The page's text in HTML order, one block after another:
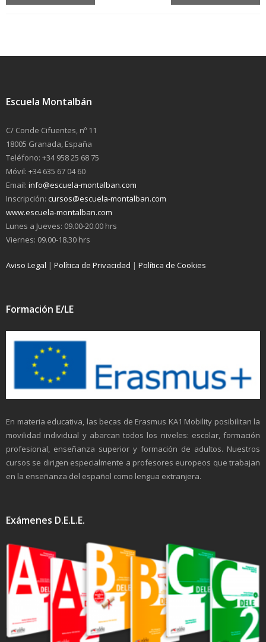
Escuela Montalbán
C/ Conde Cifuentes, nº 11
18005 Granada, España
Teléfono: +34 958 25 68 75
Móvil: +34 635 67 04 60
Email: info@escuela-montalban.com
Inscripción: cursos@escuela-montalban.com
www.escuela-montalban.com
Lunes a Jueves: 09.00-20.00 hrs
Viernes: 09.00-18.30 hrs
Aviso Legal | Política de Privacidad | Política de Cookies
Formación E/LE
En materia educativa, las becas de Erasmus KA1 Mobility posibilitan la
movilidad individual y abarcan todos los niveles: escolar, formación
profesional, enseñanza superior y formación de adultos. Nuestros
cursos se dirigen especialmente a profesores europeos que trabajan
en la enseñanza del español como lengua extranjera.
Exámenes D.E.L.E.